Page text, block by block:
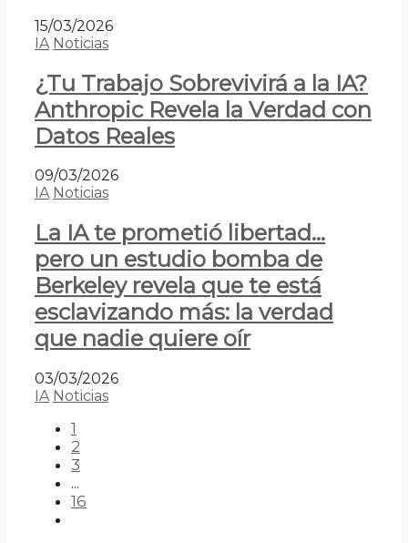
15/03/2026
IA Noticias
¿Tu Trabajo Sobrevivirá a la IA?
Anthropic Revela la Verdad con
Datos Reales
09/03/2026
IA Noticias
La IA te prometió libertad…
pero un estudio bomba de
Berkeley revela que te está
esclavizando más: la verdad
que nadie quiere oír
03/03/2026
IA Noticias
1
2
3
...
16